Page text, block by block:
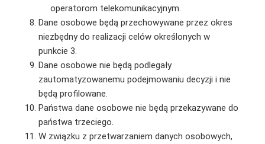
operatorom telekomunikacyjnym.
Dane osobowe będą przechowywane przez okres
niezbędny do realizacji celów określonych w
punkcie 3.
Dane osobowe nie będą podlegały
zautomatyzowanemu podejmowaniu decyzji i nie
będą profilowane.
Państwa dane osobowe nie będą przekazywane do
państwa trzeciego.
W związku z przetwarzaniem danych osobowych,